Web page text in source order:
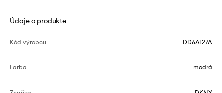
Údaje o produkte
Kód výrobcu DD6A127A
Farba modrá